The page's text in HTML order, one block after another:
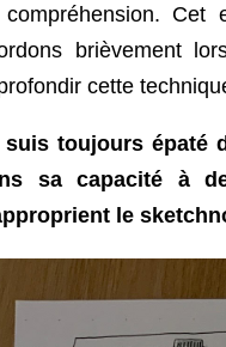
compréhension.
brièvement
cette
suis toujours épaté
sa capacité à
le